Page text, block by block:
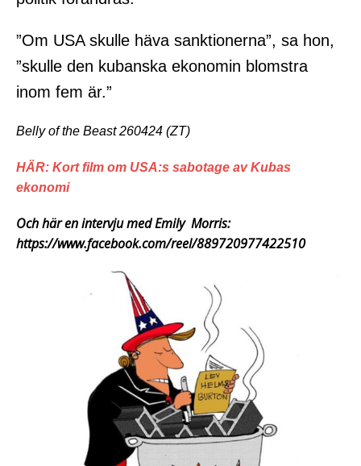
”Om USA skulle häva sanktionerna”, sa hon,
”skulle den kubanska ekonomin blomstra
inom fem är.”
Belly of the Beast 260424 (ZT)
HÄR: Kort film om USA:s sabotage av Kubas
ekonomi
Och här en intervju med Emily Morris:
https://www.facebook.com/reel/889720977422510